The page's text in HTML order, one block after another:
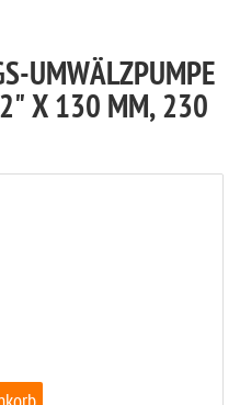
UMWÄLZPUMPE
X 130 MM, 230